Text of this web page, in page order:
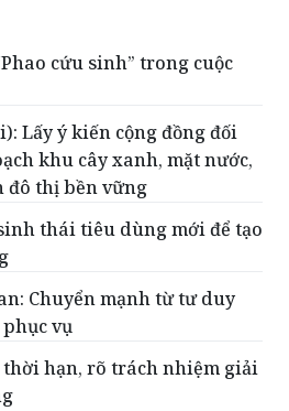
cứu sinh” trong cuộc
Lấy ý kiến cộng đồng đối
khu cây xanh, mặt nước,
thị bền vững
thái tiêu dùng mới để tạo
Chuyển mạnh từ tư duy
vụ
thời hạn, rõ trách nhiệm giải